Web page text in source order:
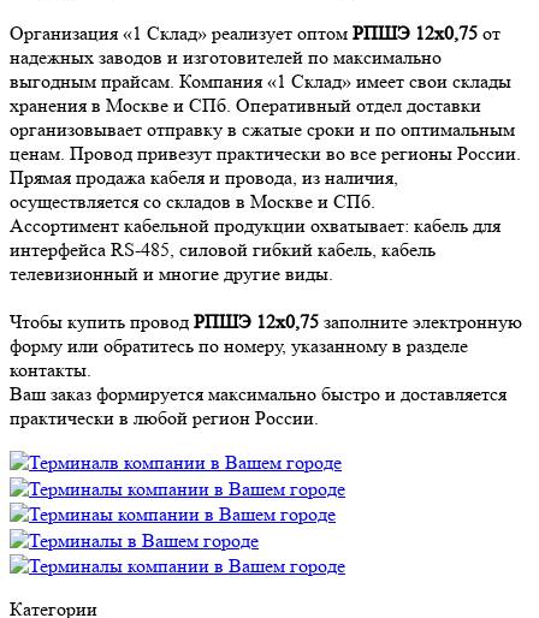
Организация «1 Склад» реализует оптом РПШЭ 12х0,75 от
надежных заводов и изготовителей по максимально
выгодным прайсам. Компания «1 Склад» имеет свои склады
хранения в Москве и СПб. Оперативный отдел доставки
организовывает отправку в сжатые сроки и по оптимальным
ценам. Провод привезут практически во все регионы России.
Прямая продажа кабеля и провода, из наличия,
осуществляется со складов в Москве и СПб.
Ассортимент кабельной продукции охватывает: кабель для
интерфейса RS-485, силовой гибкий кабель, кабель
телевизионный и многие другие виды.
Чтобы купить провод РПШЭ 12х0,75 заполните электронную
форму или обратитесь по номеру, указанному в разделе
контакты.
Ваш заказ формируется максимально быстро и доставляется
практически в любой регион России.
Категории